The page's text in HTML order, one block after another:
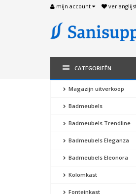
mijn account
CATEGORIEËN
Magazijn uitverkoop
Badmeubels
Badmeubels Trendline
Badmeubels Eleganza
Badmeubels Eleonora
Kolomkast
Fonteinkast